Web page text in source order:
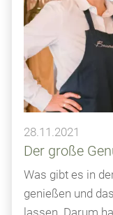
28.11.2021
Der große
Was gibt es in
genießen und